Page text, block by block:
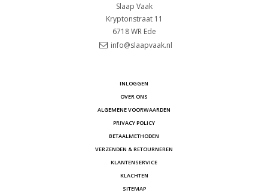
Slaap Vaak
Kryptonstraat 11
6718 WR Ede
info@slaapvaak.nl
INLOGGEN
OVER ONS
ALGEMENE VOORWAARDEN
PRIVACY POLICY
BETAALMETHODEN
VERZENDEN & RETOURNEREN
KLANTENSERVICE
KLACHTEN
SITEMAP